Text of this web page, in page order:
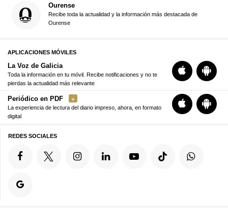
Ourense
Recibe toda la actualidad y la información más destacada de
Ourense
APLICACIONES MÓVILES
La Voz de Galicia
Toda la información en tu móvil. Recibe notificaciones y no te
pierdas la actualidad más relevante
Periódico en PDF
La experiencia de lectura del diario impreso, ahora, en formato
digital
REDES SOCIALES